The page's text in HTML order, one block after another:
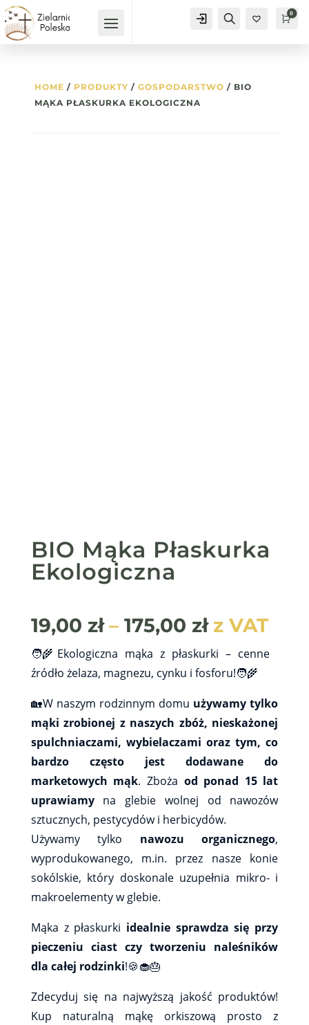
Konto Szukaj
0
HOME / PRODUKTY / GOSPODARSTWO / BIO
MĄKA PŁASKURKA EKOLOGICZNA
BIO Mąka Płaskurka
Ekologiczna
19,00 zł – 175,00 złZakres
od
19,00 zł
175,00 zł
z VAT
🧑‍🌾Ekologiczna mąka z płaskurki – cenne
źródło żelaza, magnezu, cynku i fosforu!🧑‍🌾
🏡W naszym rodzinnym domu używamy tylko
mąki zrobionej z naszych zbóż, nieskażonej
spulchniaczami, wybielaczami oraz tym, co
bardzo często jest dodawane do
marketowych mąk. Zboża od ponad 15 lat
uprawiamyna glebie wolnej od nawozów
sztucznych, pestycydów i herbicydów.
Używamy tylko nawozu organicznego,
wyprodukowanego, m.in. przez nasze konie
sokólskie, który doskonale uzupełnia mikro- i
makroelementy w glebie.
Mąka z płaskurki idealnie sprawdza się przy
pieczeniu ciast czy tworzeniu naleśników
dla całej rodzinki!🍪🧁🎂
Zdecyduj się na najwyższą jakość produktów!
Kup naturalną mąkę orkiszową prosto z